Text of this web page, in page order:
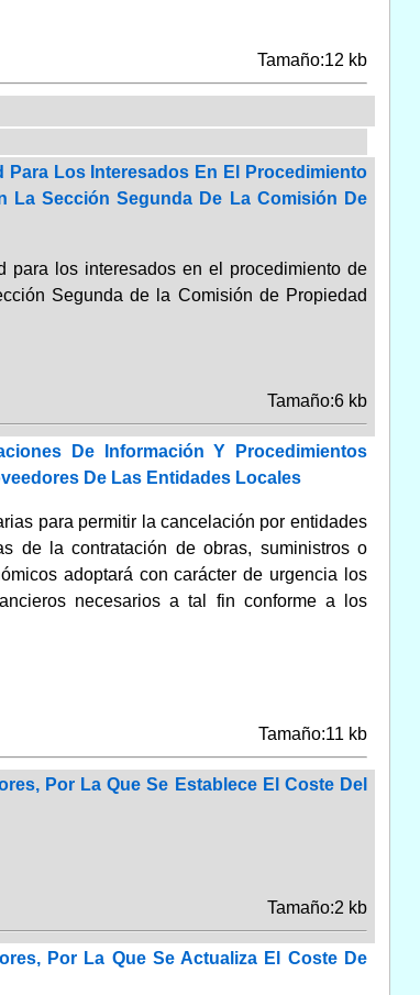
Tamaño:12 kb
Para Los Interesados En El Procedimiento
La Sección Segunda De La Comisión De
para los interesados en el procedimiento de
Segunda de la Comisión de Propiedad
Tamaño:6 kb
De Información Y Procedimientos
De Las Entidades Locales
para permitir la cancelación por entidades
de la contratación de obras, suministros o
adoptará con carácter de urgencia los
necesarios a tal fin conforme a los
Tamaño:11 kb
Por La Que Se Establece El Coste Del
Tamaño:2 kb
Por La Que Se Actualiza El Coste De